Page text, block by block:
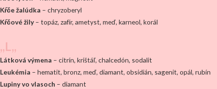
Kŕče žalúdka – chryzoberyl
Kŕčové žily – topáz, zafír, ametyst, meď, karneol, korál
,,L,,
Látková výmena – citrín, krištáľ, chalcedón, sodalit
Leukémia – hematit, bronz, meď, diamant, obsidián, sagenit, opál, rubín
Lupiny vo vlasoch – diamant